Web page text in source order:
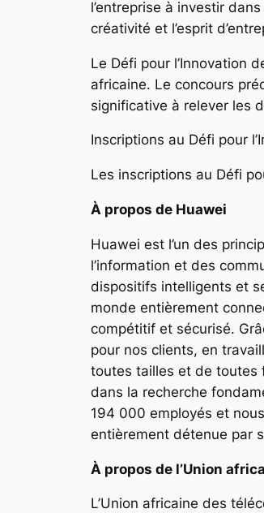
l’entreprise à investir
créativité et l’esprit
Le Défi pour l’Innovation
africaine. Le concours
significative à relever les
Inscriptions au Défi pour
Les inscriptions au Défi
À propos de Huawei
Huawei est l’un des
l’information et des
dispositifs intelligents et
monde entièrement
compétitif et sécurisé.
pour nos clients, en
toutes tailles et de toutes
dans la recherche
194 000 employés et
entièrement détenue par
À propos de l’Union
L’Union africaine des